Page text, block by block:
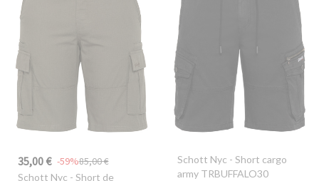
35,00 € 85,00 €
-59%
Schott Nyc - Short de
Schott Nyc - Short cargo
army TRBUFFALO30